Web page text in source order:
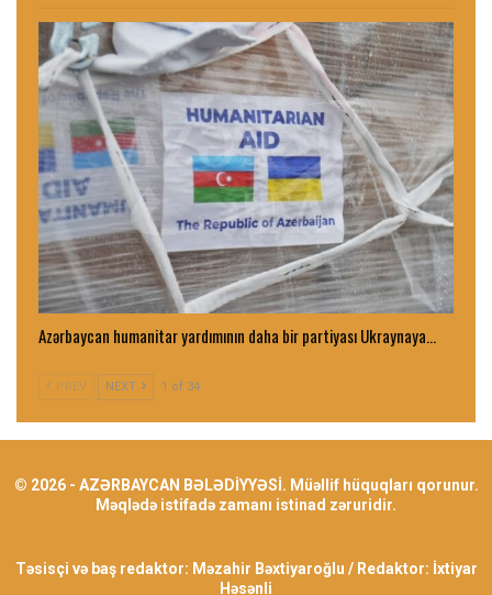
Azərbaycan humanitar yardımının daha bir partiyası Ukraynaya…
PREV NEXT 1 of 34
© 2026 - AZƏRBAYCAN BƏLƏDİYYƏSİ. Müəllif hüquqları qorunur.
Məqlədə istifadə zamanı istinad zəruridir.
Təsisçi və baş redaktor: Məzahir Bəxtiyaroğlu / Redaktor: İxtiyar
Həsənli